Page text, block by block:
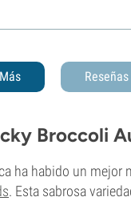
Más
Broccoli
ha habido un mejor
. Esta sabrosa